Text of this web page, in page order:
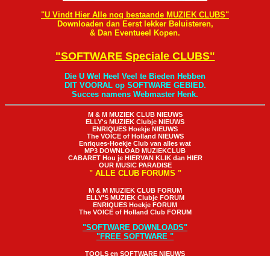
"U Vindt Hier Alle nog bestaande MUZIEK CLUBS"
Downloaden dan Eerst lekker Beluisteren,
& Dan Eventueel Kopen.
"SOFTWARE Speciale CLUBS"
Die U Wel Heel Veel te Bieden Hebben
DIT VOORAL op SOFTWARE GEBIED.
Succes namens Webmaster Henk.
M & M MUZIEK CLUB NIEUWS
ELLY's MUZIEK Clubje NIEUWS
ENRIQUES Hoekje NIEUWS
The VOICE of Holland NIEUWS
Enriques-Hoekje Club van alles wat
MP3 DOWNLOAD MUZIEKCLUB
CABARET Hou je HIERVAN KLIK dan HIER
OUR MUSIC PARADISE
" ALLE CLUB FORUMS "
M & M MUZIEK CLUB FORUM
ELLY'S MUZIEK Clubje FORUM
ENRIQUES Hoekje FORUM
The VOICE of Holland Club FORUM
"SOFTWARE DOWNLOADS"
"FREE SOFTWARE "
TOOLS en SOFTWARE NIEUWS